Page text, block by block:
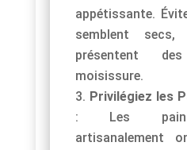
appétissante.
semblent
présentent
moisissure.
Privilégiez les
: Les
artisanalement